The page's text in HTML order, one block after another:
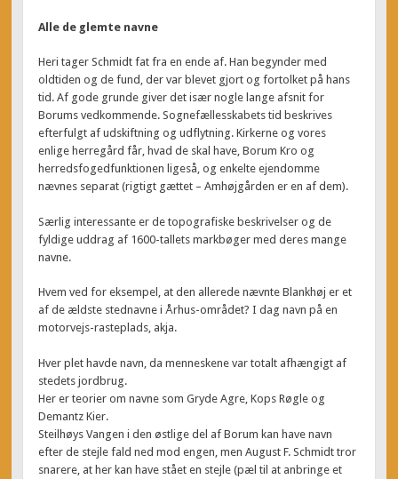
Alle de glemte navne
Heri tager Schmidt fat fra en ende af. Han begynder med
oldtiden og de fund, der var blevet gjort og fortolket på hans
tid. Af gode grunde giver det især nogle lange afsnit for
Borums vedkommende. Sognefællesskabets tid beskrives
efterfulgt af udskiftning og udflytning. Kirkerne og vores
enlige herregård får, hvad de skal have, Borum Kro og
herredsfogedfunktionen ligeså, og enkelte ejendomme
nævnes separat (rigtigt gættet – Amhøjgården er en af dem).
Særlig interessante er de topografiske beskrivelser og de
fyldige uddrag af 1600-tallets markbøger med deres mange
navne.
Hvem ved for eksempel, at den allerede nævnte Blankhøj er et
af de ældste stednavne i Århus-området? I dag navn på en
motorvejs-rasteplads, akja.
Hver plet havde navn, da menneskene var totalt afhængigt af
stedets jordbrug.
Her er teorier om navne som Gryde Agre, Kops Røgle og
Demantz Kier.
Steilhøys Vangen i den østlige del af Borum kan have navn
efter de stejle fald ned mod engen, men August F. Schmidt tror
snarere, at her kan have stået en stejle (pæl til at anbringe et